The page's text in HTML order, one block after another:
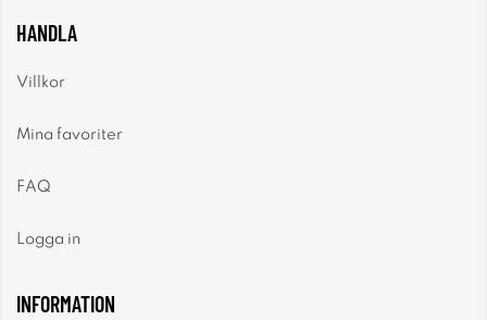
HANDLA
Villkor
Mina favoriter
FAQ
Logga in
INFORMATION